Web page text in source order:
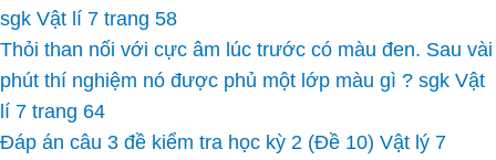
sgk Vật lí 7 trang 58
Thỏi than nối với cực âm lúc trước có màu đen. Sau vài
phút thí nghiệm nó được phủ một lớp màu gì ? sgk Vật
lí 7 trang 64
Đáp án câu 3 đề kiểm tra học kỳ 2 (Đề 10) Vật lý 7